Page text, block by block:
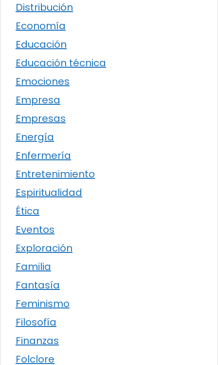
Distribución
Economía
Educación
Educación técnica
Emociones
Empresa
Empresas
Energía
Enfermería
Entretenimiento
Espiritualidad
Ética
Eventos
Exploración
Familia
Fantasía
Feminismo
Filosofía
Finanzas
Folclore